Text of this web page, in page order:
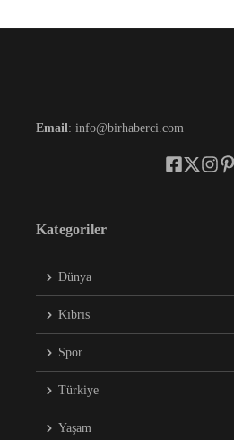
Email: info@birhaberci.com
Kategoriler
Dünya
Kıbrıs
Spor
Türkiye
Yaşam